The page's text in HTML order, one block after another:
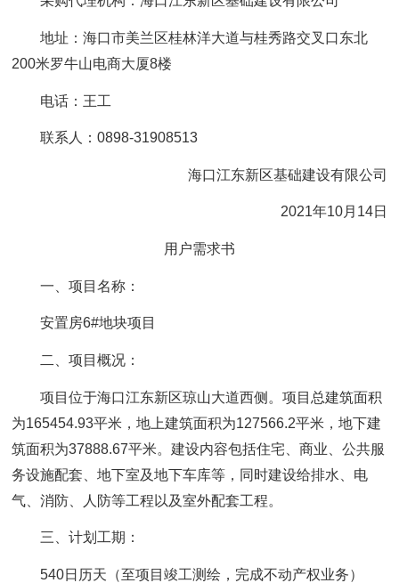
地址：海口市美兰区桂林洋大道与桂秀路交叉口东北
200米罗牛山电商大厦8楼
电话：王工
联系人：0898-31908513
海口江东新区基础建设有限公司
2021年10月14日
用户需求书
一、项目名称：
安置房6#地块项目
二、项目概况：
项目位于海口江东新区琼山大道西侧。项目总建筑面积
为165454.93平米，地上建筑面积为127566.2平米，地下建
筑面积为37888.67平米。建设内容包括住宅、商业、公共服
务设施配套、地下室及地下车库等，同时建设给排水、电
气、消防、人防等工程以及室外配套工程。
三、计划工期：
540日历天（至项目竣工测绘，完成不动产权业务）